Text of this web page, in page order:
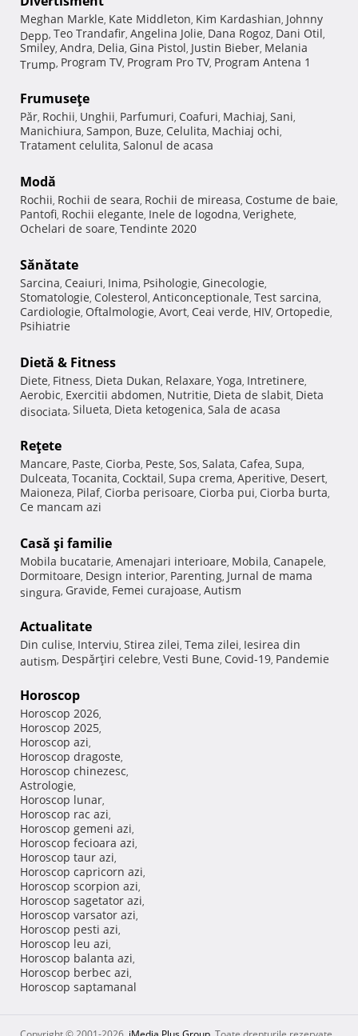
Meghan Markle, Kate Middleton, Kim Kardashian, Johnny
Depp, Teo Trandafir, Angelina Jolie, Dana Rogoz, Dani Otil,
Smiley, Andra, Delia, Gina Pistol, Justin Bieber, Melania
Trump, Program TV, Program Pro TV, Program Antena 1
Frumuseţe
Păr, Rochii, Unghii, Parfumuri, Coafuri, Machiaj, Sani,
Manichiura, Sampon, Buze, Celulita, Machiaj ochi,
Tratament celulita, Salonul de acasa
Modă
Rochii, Rochii de seara, Rochii de mireasa, Costume de baie,
Pantofi, Rochii elegante, Inele de logodna, Verighete,
Ochelari de soare, Tendinte 2020
Sănătate
Sarcina, Ceaiuri, Inima, Psihologie, Ginecologie,
Stomatologie, Colesterol, Anticonceptionale, Test sarcina,
Cardiologie, Oftalmologie, Avort, Ceai verde, HIV, Ortopedie,
Psihiatrie
Dietă & Fitness
Diete, Fitness, Dieta Dukan, Relaxare, Yoga, Intretinere,
Aerobic, Exercitii abdomen, Nutritie, Dieta de slabit, Dieta
disociata, Silueta, Dieta ketogenica, Sala de acasa
Reţete
Mancare, Paste, Ciorba, Peste, Sos, Salata, Cafea, Supa,
Dulceata, Tocanita, Cocktail, Supa crema, Aperitive, Desert,
Maioneza, Pilaf, Ciorba perisoare, Ciorba pui, Ciorba burta,
Ce mancam azi
Casă şi familie
Mobila bucatarie, Amenajari interioare, Mobila, Canapele,
Dormitoare, Design interior, Parenting, Jurnal de mama
singura, Gravide, Femei curajoase, Autism
Actualitate
Din culise, Interviu, Stirea zilei, Tema zilei, Iesirea din
autism, Despărţiri celebre, Vesti Bune, Covid-19, Pandemie
Horoscop
Horoscop 2026,
Horoscop 2025,
Horoscop azi,
Horoscop dragoste,
Horoscop chinezesc,
Astrologie,
Horoscop lunar,
Horoscop rac azi,
Horoscop gemeni azi,
Horoscop fecioara azi,
Horoscop taur azi,
Horoscop capricorn azi,
Horoscop scorpion azi,
Horoscop sagetator azi,
Horoscop varsator azi,
Horoscop pesti azi,
Horoscop leu azi,
Horoscop balanta azi,
Horoscop berbec azi,
Horoscop saptamanal